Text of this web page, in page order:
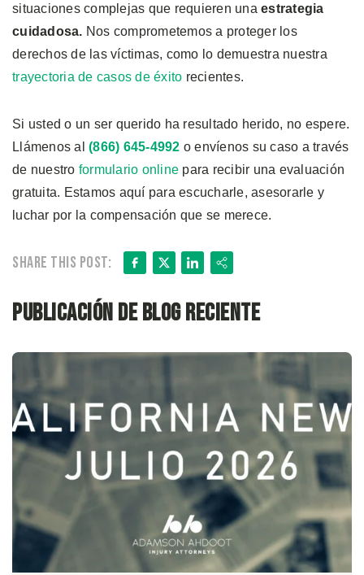
situaciones complejas que requieren una estrategia
cuidadosa. Nos comprometemos a proteger los
derechos de las víctimas, como lo demuestra nuestra
trayectoria de casos de éxito recientes.
Si usted o un ser querido ha resultado herido, no espere.
Llámenos al (866) 645-4992 o envíenos su caso a través
de nuestro formulario online para recibir una evaluación
gratuita. Estamos aquí para escucharle, asesorarle y
luchar por la compensación que se merece.
Share this post: Facebook
X LinkedIn
Share
Publicación de blog reciente